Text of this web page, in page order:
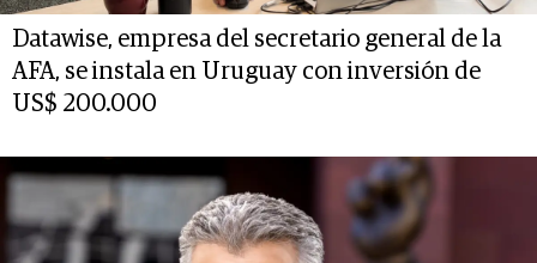
Datawise, empresa del secretario general de la
AFA, se instala en Uruguay con inversión de
US$ 200.000